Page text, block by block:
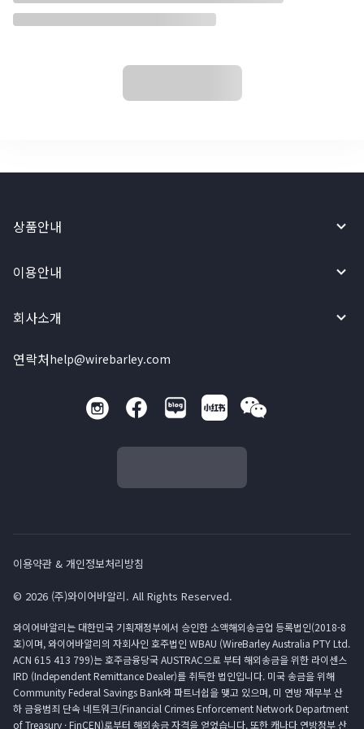
상품안내
이용안내
회사소개
연락처help@wirebarley.com
이용약관 & 개인정보처리방침
© 2026 (주)와이어바알리. All Rights Reserved.
와이어바알리는 대한민국 기획재정부에서 승인한 소액해외송금업 등록법인(2018-8
호)이며, 와이어바알리의 자회사인 호주법인 WBAU (WireBarley Australia PTY Ltd.
ACN 615 413 799)는 호주금융당국 AUSTRAC으로 부터 해외송금을 위한 라이센스
IRD (Independent Remittance Dealer)를 취득한 법인입니다. 미국 송금을 위해
Community Federal Savings Bank와 파트너쉽을 맺고 있으며, 미 연방 재무부 산
하 금융범죄 단속 네트워크(Financial Crimes Enforcement Network Department
of Treasury · FinCEN)로부터 해외송금 자격을 얻었습니다. 또한 캐나다 연방정부 산